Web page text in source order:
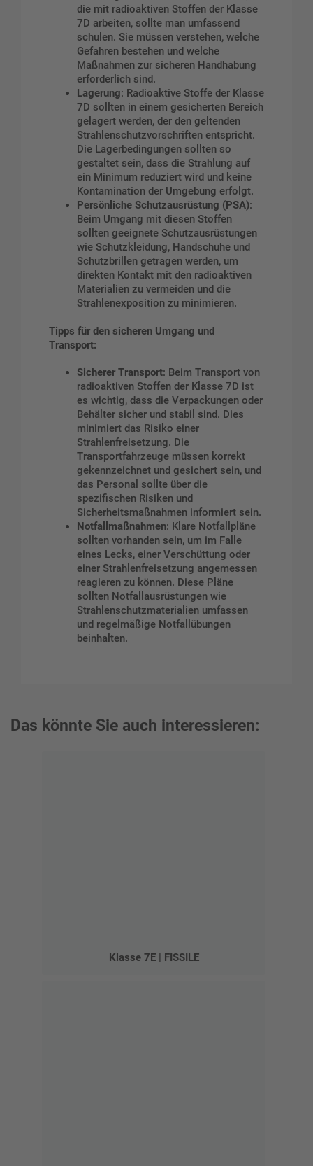
die mit radioaktiven Stoffen der Klasse
7D arbeiten, sollte man umfassend
schulen. Sie müssen verstehen, welche
Gefahren bestehen und welche
Maßnahmen zur sicheren Handhabung
erforderlich sind.
Lagerung: Radioaktive Stoffe der Klasse
7D sollten in einem gesicherten Bereich
gelagert werden, der den geltenden
Strahlenschutzvorschriften entspricht.
Die Lagerbedingungen sollten so
gestaltet sein, dass die Strahlung auf
ein Minimum reduziert wird und keine
Kontamination der Umgebung erfolgt.
Persönliche Schutzausrüstung (PSA):
Beim Umgang mit diesen Stoffen
sollten geeignete Schutzausrüstungen
wie Schutzkleidung, Handschuhe und
Schutzbrillen getragen werden, um
direkten Kontakt mit den radioaktiven
Materialien zu vermeiden und die
Strahlenexposition zu minimieren.
Tipps für den sicheren Umgang und
Transport:
Sicherer Transport: Beim Transport von
radioaktiven Stoffen der Klasse 7D ist
es wichtig, dass die Verpackungen oder
Behälter sicher und stabil sind. Dies
minimiert das Risiko einer
Strahlenfreisetzung. Die
Transportfahrzeuge müssen korrekt
gekennzeichnet und gesichert sein, und
das Personal sollte über die
spezifischen Risiken und
Sicherheitsmaßnahmen informiert sein.
Notfallmaßnahmen: Klare Notfallpläne
sollten vorhanden sein, um im Falle
eines Lecks, einer Verschüttung oder
einer Strahlenfreisetzung angemessen
reagieren zu können. Diese Pläne
sollten Notfallausrüstungen wie
Strahlenschutzmaterialien umfassen
und regelmäßige Notfallübungen
beinhalten.
Das könnte Sie auch interessieren:
Klasse 7E | FISSILE